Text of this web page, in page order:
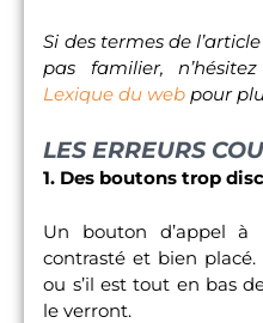
Si des termes de
pas familier,
Lexique du web pour
LES ERREURS
1. Des boutons trop
Un bouton d’appel à
contrasté et bien placé.
ou s’il est tout en bas
le verront.